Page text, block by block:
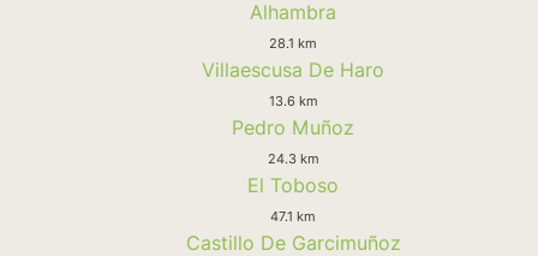
Alhambra
28.1 km
Villaescusa De Haro
13.6 km
Pedro Muñoz
24.3 km
El Toboso
47.1 km
Castillo De Garcimuñoz